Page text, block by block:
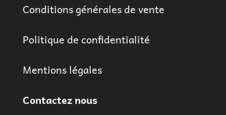
Conditions générales de vente
Politique de confidentialité
Mentions légales
Contactez nous